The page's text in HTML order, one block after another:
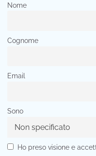
Nome
Cognome
Email
Sono
Ho preso visione e